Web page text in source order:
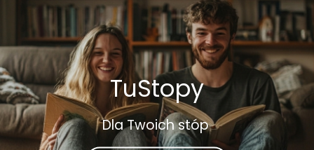
TuStopy
Dla Twoich stóp